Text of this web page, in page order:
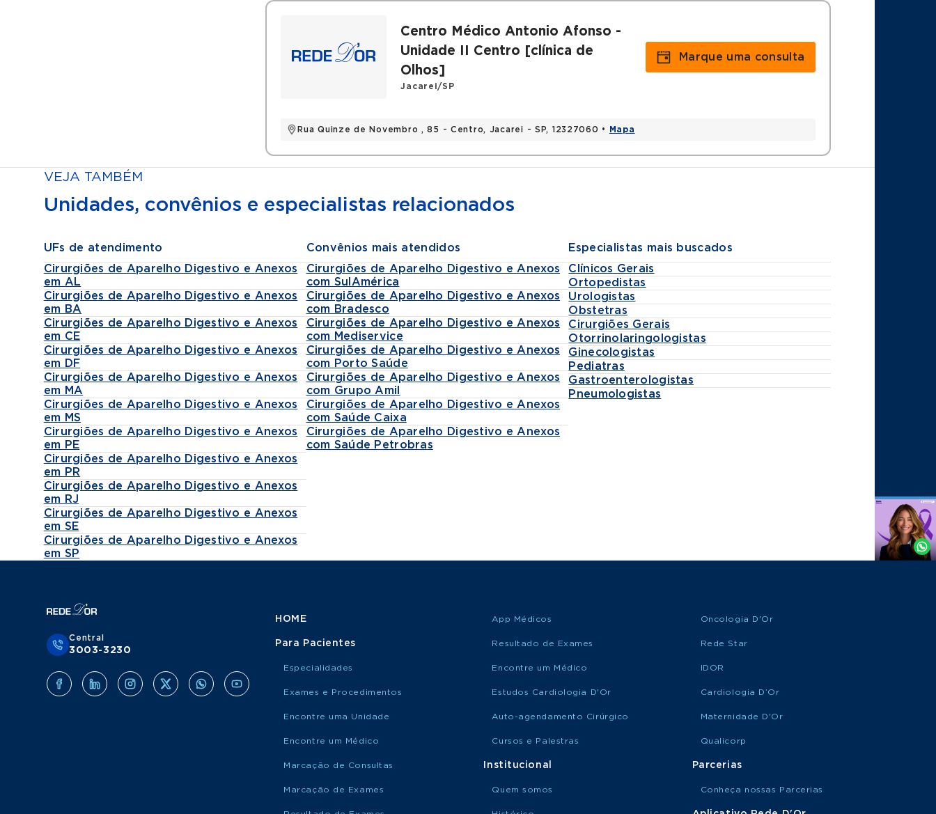
Centro Médico Antonio Afonso -
Unidade II Centro [clínica de
Olhos]
Jacarei/SP
Rua Quinze de Novembro , 85 - Centro, Jacarei - SP, 12327060 • Mapa
Marque uma consulta
VEJA TAMBÉM
Unidades, convênios e especialistas relacionados
UFs de atendimento
Cirurgiões de Aparelho Digestivo e Anexos
em AL
Cirurgiões de Aparelho Digestivo e Anexos
em BA
Cirurgiões de Aparelho Digestivo e Anexos
em CE
Cirurgiões de Aparelho Digestivo e Anexos
em DF
Cirurgiões de Aparelho Digestivo e Anexos
em MA
Cirurgiões de Aparelho Digestivo e Anexos
em MS
Cirurgiões de Aparelho Digestivo e Anexos
em PE
Cirurgiões de Aparelho Digestivo e Anexos
em PR
Cirurgiões de Aparelho Digestivo e Anexos
em RJ
Cirurgiões de Aparelho Digestivo e Anexos
em SE
Cirurgiões de Aparelho Digestivo e Anexos
em SP
Convênios mais atendidos
Cirurgiões de Aparelho Digestivo e Anexos
com SulAmérica
Cirurgiões de Aparelho Digestivo e Anexos
com Bradesco
Cirurgiões de Aparelho Digestivo e Anexos
com Mediservice
Cirurgiões de Aparelho Digestivo e Anexos
com Porto Saúde
Cirurgiões de Aparelho Digestivo e Anexos
com Grupo Amil
Cirurgiões de Aparelho Digestivo e Anexos
com Saúde Caixa
Cirurgiões de Aparelho Digestivo e Anexos
com Saúde Petrobras
Especialistas mais buscados
Clínicos Gerais
Ortopedistas
Urologistas
Obstetras
Cirurgiões Gerais
Otorrinolaringologistas
Ginecologistas
Pediatras
Gastroenterologistas
Pneumologistas
Agende
Whatsapp
Central
3003-3230
HOME
Para Pacientes
Especialidades
Exames e Procedimentos
Encontre uma Unidade
Encontre um Médico
Marcação de Consultas
Marcação de Exames
App Médicos
Resultado de Exames
Encontre um Médico
Estudos Cardiologia D'Or
Auto-agendamento Cirúrgico
Cursos e Palestras
Institucional
Quem somos
Oncologia D'Or
Rede Star
IDOR
Cardiologia D’Or
Maternidade D'Or
Qualicorp
Parcerias
Conheça nossas Parcerias